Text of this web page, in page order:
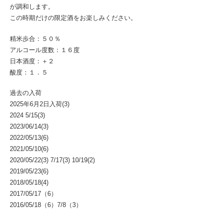
が調和します。
この時期だけの限定酒をお楽しみください。
精米歩合：５０％
アルコール度数：１６度
日本酒度：＋２
酸度：１．５
過去の入荷
2025年6月2日入荷(3)
2024 5/15(3)
2023/06/14(3)
2022/05/13(6)
2021/05/10(6)
2020/05/22(3) 7/17(3) 10/19(2)
2019/05/23(6)
2018/05/18(4)
2017/05/17（6）
2016/05/18（6）7/8（3）